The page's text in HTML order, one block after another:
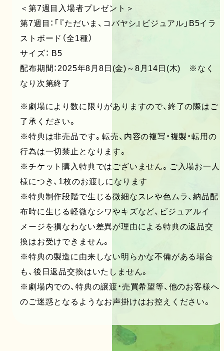
＜第7週目入場者プレゼント＞
第7週目：「『ただいま、コバヤシ』ビジュアル」B5イラ
ストボード（全1種）
サイズ： B5
配布期間：2025年8月8日(金)～8月14日(木) ※なく
なり次第終了
※劇場により数に限りがありますので、終了の際はご
了承ください。
※特典は非売品です。転売、内容の複写・複製・転用の
行為は一切禁止となります。
※チケット購入特典ではございません。ご入場お一人
様につき、1枚のお渡しになります
※特典制作段階で生じる微細なスレや色ムラ、納品配
布時に生じる軽微なシワやキズなど、ビジュアルイ
メージを損なわない差異が理由による特典の返品交
換はお受けできません。
※特典の製造に由来しない明らかな不備がある場合
も、後日返品交換はいたしません。
※劇場内での、特典の譲渡・売買希望等、他のお客様へ
のご迷惑となるようなお声掛けはお控えください。